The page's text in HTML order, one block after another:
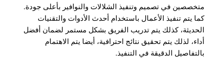
متخصصين في تصميم وتنفيذ الشلالات والنوافير بأعلى جودة.
كما يتم تنفيذ الأعمال باستخدام أحدث الأدوات والتقنيات
الحديثة، كذلك يتم تدريب الفريق بشكل مستمر لضمان أفضل
أداء، لذلك يتم تحقيق نتائج احترافية، أيضا يتم الاهتمام
بالتفاصيل الدقيقة في التنفيذ.